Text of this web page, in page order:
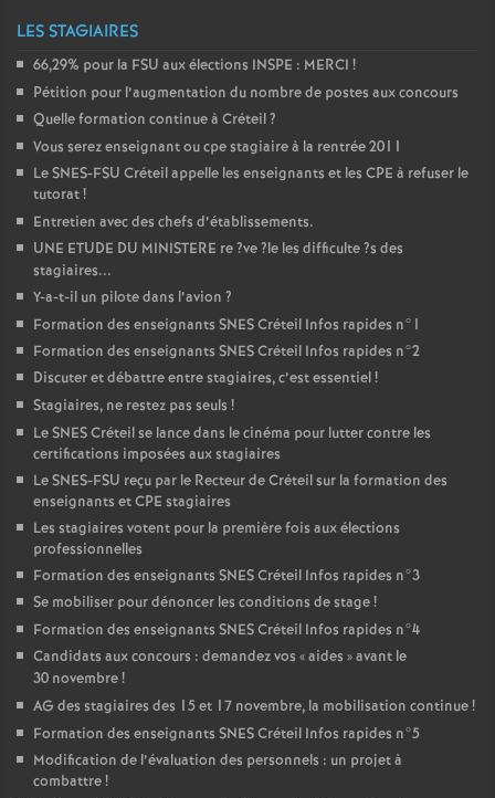
LES STAGIAIRES
66,29% pour la FSU aux élections INSPE : MERCI !
Pétition pour l’augmentation du nombre de postes aux concours
Quelle formation continue à Créteil?
Vous serez enseignant ou cpe stagiaire à la rentrée 2011
LeSNES-FSU Créteil appelle les enseignants et les CPE à refuser le
tutorat!
Entretien avec des chefs d’établissements.
UNE ETUDE DU MINISTERE re?ve?le les difficulte?s des
stagiaires...
Y-a-t-il un pilote dans l’avion ?
Formation des enseignants SNESCréteil Infos rapides n°1
Formation des enseignants SNESCréteil Infos rapides n°2
Discuter et débattre entre stagiaires, c’est essentiel!
Stagiaires, ne restez pas seuls !
LeSNESCréteil se lance dans le cinéma pour lutter contre les
certifications imposées aux stagiaires
LeSNES-FSU reçu par le Recteur de Créteil sur la formation des
enseignants etCPE stagiaires
Les stagiaires votent pour la première fois aux élections
professionnelles
Formation des enseignants SNESCréteil Infos rapides n°3
Se mobiliser pour dénoncer les conditions de stage!
Formation des enseignants SNESCréteil Infos rapides n°4
Candidats aux concours : demandez vos «aides » avant le
30 novembre!
AG des stagiaires des 15 et 17 novembre, la mobilisation continue!
Formation des enseignants SNESCréteil Infos rapides n°5
Modification de l’évaluation des personnels : un projet à
combattre!